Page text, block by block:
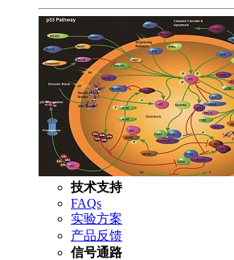
技术支持
FAQs
实验方案
产品反馈
信号通路